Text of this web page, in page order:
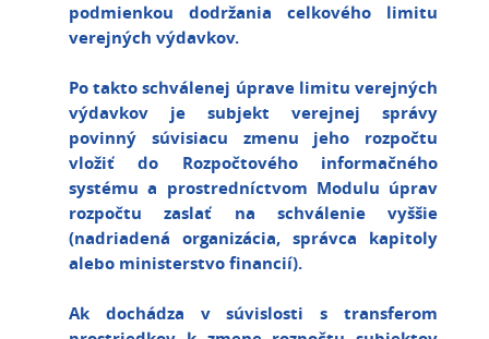
podmienkou dodržania celkového limitu
verejných výdavkov.
Po takto schválenej úprave limitu verejných
výdavkov je subjekt verejnej správy
povinný súvisiacu zmenu jeho rozpočtu
vložiť do Rozpočtového informačného
systému a prostredníctvom Modulu úprav
rozpočtu zaslať na schválenie vyššie
(nadriadená organizácia, správca kapitoly
alebo ministerstvo financií).
Ak dochádza v súvislosti s transferom